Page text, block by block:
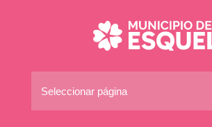
Seleccionar página